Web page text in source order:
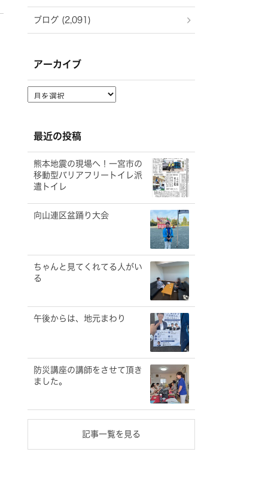
ブログ (2,091)
アーカイブ
ア
ー
ブ
最近の投稿
熊本地震の現場へ！一宮市の
移動型バリアフリートイレ派
遣トイレ
向山連区盆踊り大会
ちゃんと見てくれてる人がい
る
午後からは、地元まわり
防災講座の講師をさせて頂き
ました。
記事一覧を見る